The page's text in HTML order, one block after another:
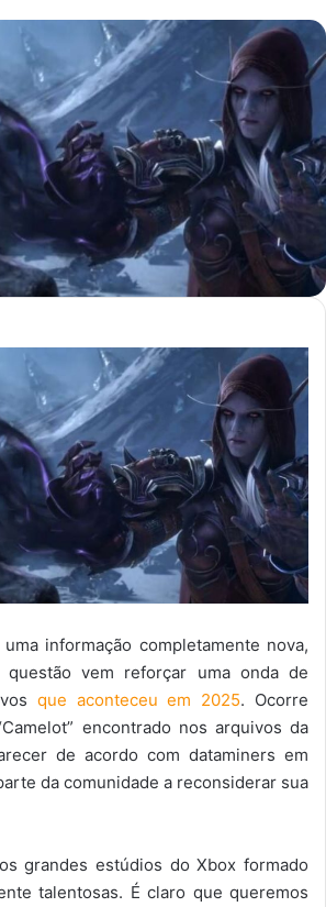
informação completamente nova,
vem reforçar uma onda de
que aconteceu em 2025. Ocorre
encontrado nos arquivos da
de acordo com dataminers em
da comunidade a reconsiderar sua
grandes estúdios do Xbox formado
talentosas. É claro que queremos